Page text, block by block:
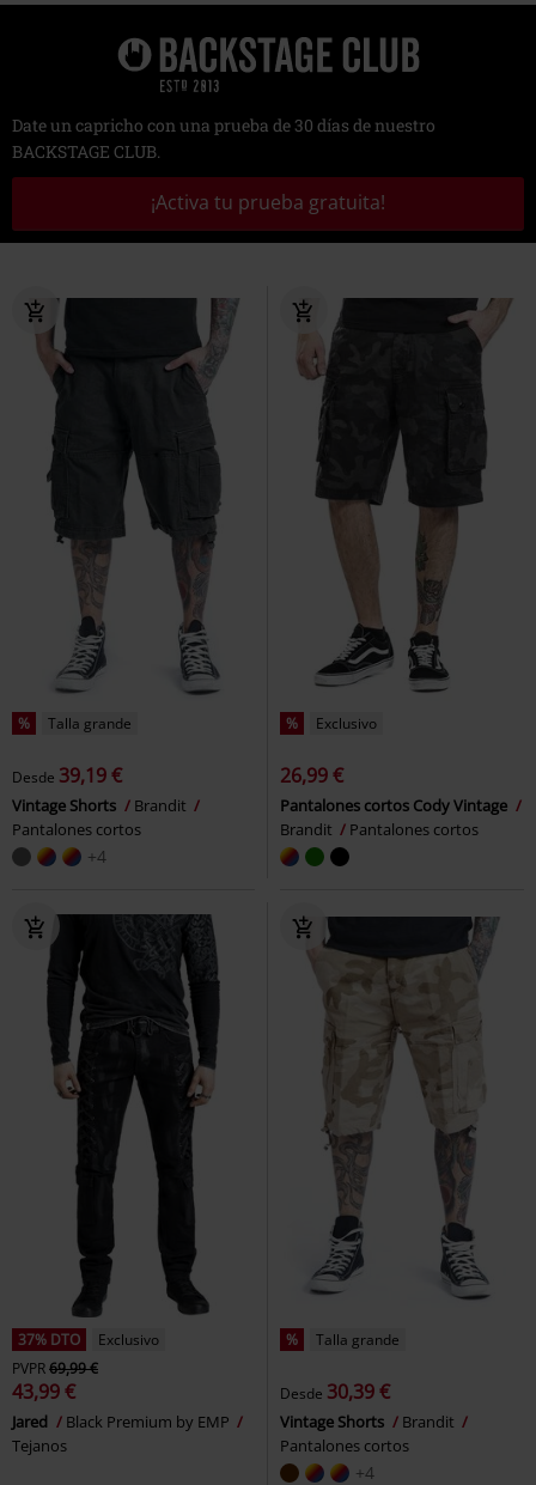
Date un capricho con una prueba de 30 días de nuestro
BACKSTAGE CLUB.
¡Activa tu prueba gratuita!
% Talla grande
Desde 39,19 €
Vintage Shorts
Brandit
Pantalones cortos
+4
% Exclusivo
26,99 €
Pantalones cortos Cody Vintage
Brandit
Pantalones cortos
37% DTO
Exclusivo
PVPR69,99 €
43,99 €
Jared
Black Premium by EMP
Tejanos
% Talla grande
Desde 30,39 €
Vintage Shorts
Brandit
Pantalones cortos
+4